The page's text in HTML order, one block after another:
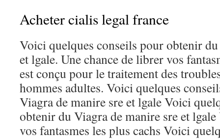
Acheter cialis legal france
Voici quelques conseils pour obtenir
et lgale. Une chance de librer vos
est conçu pour le traitement des
hommes adultes. Voici quelques
Viagra de manire sre et lgale Voici
obtenir du Viagra de manire sre et
vos fantasmes les plus cachs Voici